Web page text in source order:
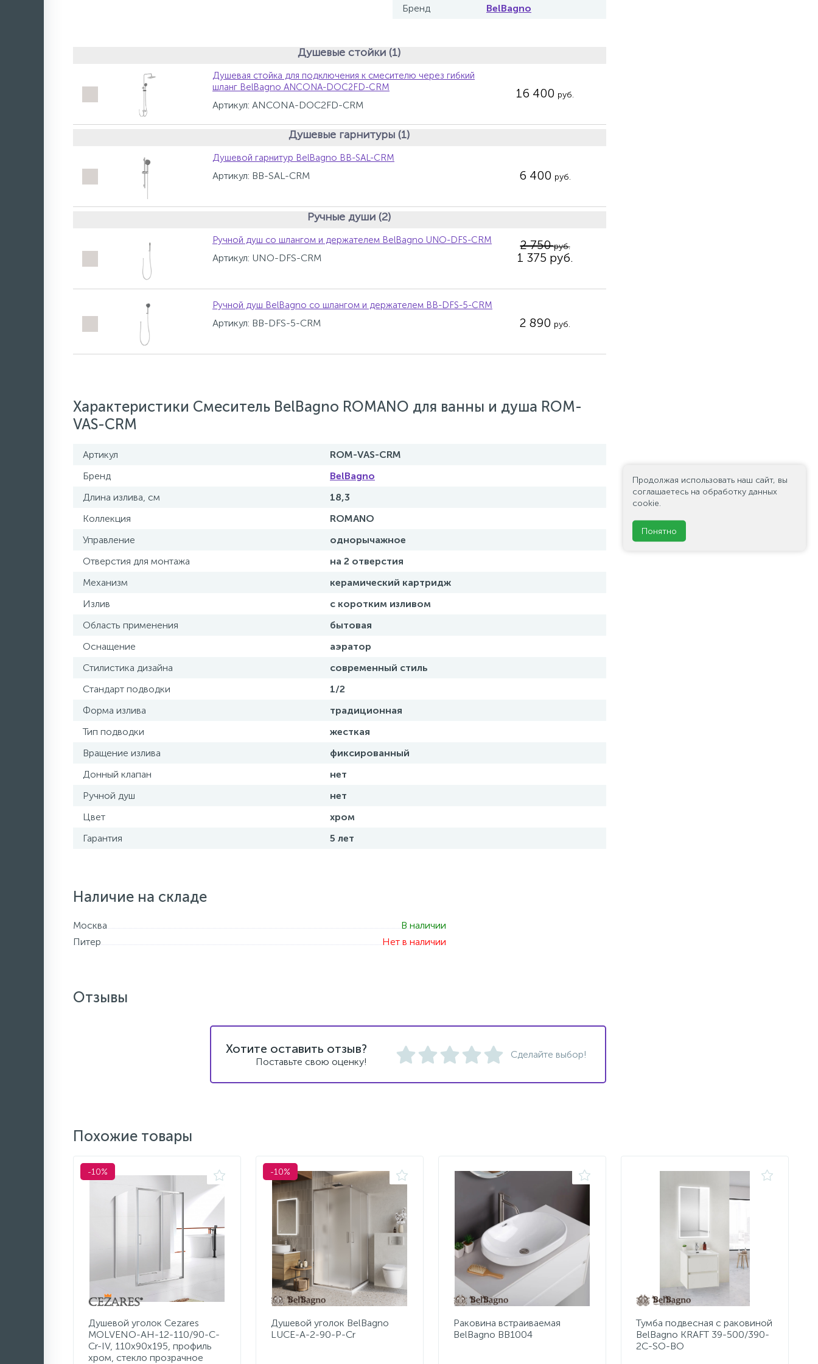
Бренд BelBagno
Душевые стойки (1)
Душевая стойка для подключения к смесителю через гибкий
шланг BelBagno ANCONA-DOC2FD-CRM
Артикул: ANCONA-DOC2FD-CRM
16 400 руб.
Душевые гарнитуры (1)
Душевой гарнитур BelBagno BB-SAL-CRM
Артикул: BB-SAL-CRM 6 400 руб.
Ручные души (2)
Ручной душ со шлангом и держателем BelBagno UNO-DFS-CRM
Артикул: UNO-DFS-CRM
2 750руб.
1 375 руб.
Ручной душ BelBagno со шлангом и держателем BB-DFS-5-CRM
Артикул: BB-DFS-5-CRM 2 890 руб.
Характеристики Смеситель BelBagno ROMANO для ванны и душа ROM-
VAS-CRM
Артикул
ROM-VAS-CRM
Бренд
BelBagno
Длина излива, см
18,3
Коллекция
ROMANO
Управление
однорычажное
Отверстия для монтажа
на 2 отверстия
Механизм
керамический картридж
Излив
с коротким изливом
Область применения
бытовая
Оснащение
аэратор
Стилистика дизайна
современный стиль
Стандарт подводки
1/2
Форма излива
традиционная
Тип подводки
жесткая
Вращение излива
фиксированный
Донный клапан
нет
Ручной душ
нет
Цвет
хром
Гарантия
5 лет
Наличие на складе
Москва
В наличии
Питер
Нет в наличии
Отзывы
Хотите оставить отзыв?
Поставьте свою оценку!
Сделайте выбор!
Похожие товары
-10%
Душевой уголок Cezares
MOLVENO-AH-12-110/90-C-
Cr-IV, 110х90х195, профиль
хром, стекло прозрачное
-10%
Душевой уголок BelBagno
LUCE-A-2-90-P-Cr
Раковина встраиваемая
BelBagno BB1004
Тумба подвесная с раковиной
BelBagno KRAFT 39-500/390-
2C-SO-BO
Продолжая использовать наш сайт, вы
соглашаетесь на обработку данных
cookie.
Понятно